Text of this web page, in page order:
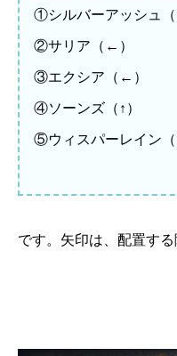
①シルバーアッシュ（
②サリア（←）
③エクシア（←）
④ソーンズ（↑）
⑤ウィスパーレイン（
です。矢印は、配置する